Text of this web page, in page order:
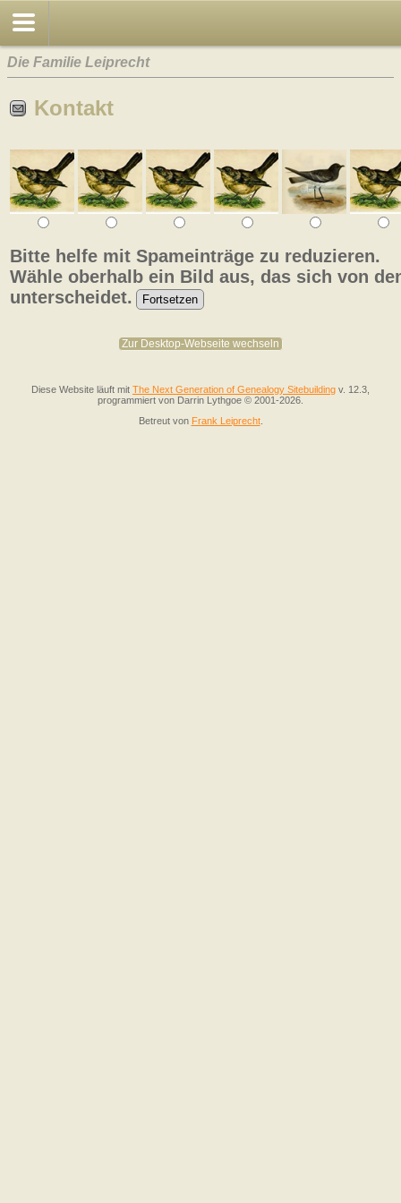
Die Familie Leiprecht
Kontakt
Bitte helfe mit Spameinträge zu reduzieren.
Wähle oberhalb ein Bild aus, das sich von
unterscheidet.
Zur Desktop-Webseite wechseln
Diese Website läuft mit The Next Generation of Genealogy Sitebuilding v. 12.3,
programmiert von Darrin Lythgoe © 2001-2026.
Betreut von Frank Leiprecht.